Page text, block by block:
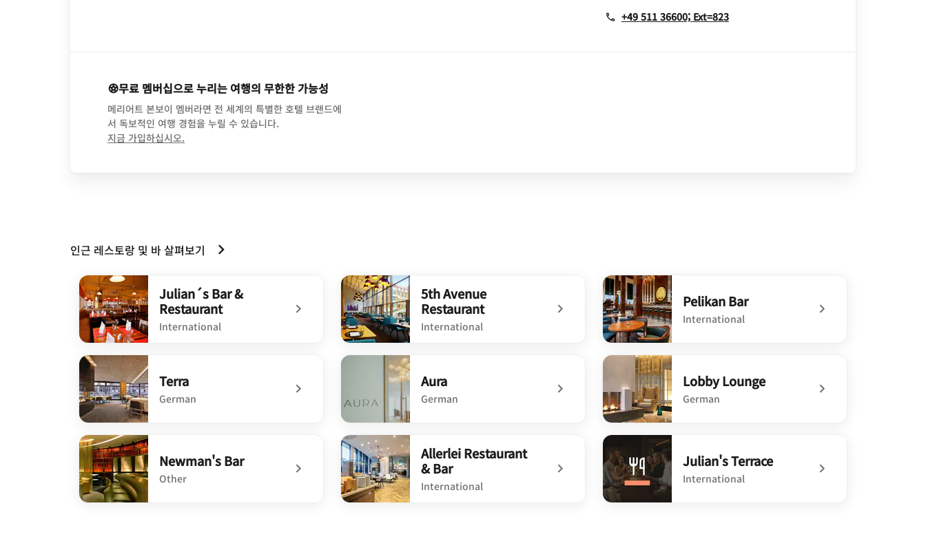
+49 511 36600; Ext=823
무료 멤버십으로 누리는 여행의 무한한 가능성
메리어트 본보이 멤버라면 전 세계의 특별한 호텔 브랜드에
서 독보적인 여행 경험을 누릴 수 있습니다.
지금 가입하십시오.
인근 레스토랑 및 바 살펴보기
Julian´s Bar &
Restaurant
International
undefined Julian´s Bar & Restaurant
5th Avenue
Restaurant
International
undefined 5th Avenue Restaurant
Pelikan Bar
International
undefined Pelikan Bar
Terra
German
undefined Terra
Aura
German
undefined Aura
Lobby Lounge
German
undefined Lobby Lounge
Newman's Bar
Other
Allerlei Restaurant
& Bar
International
Julian's Terrace
International